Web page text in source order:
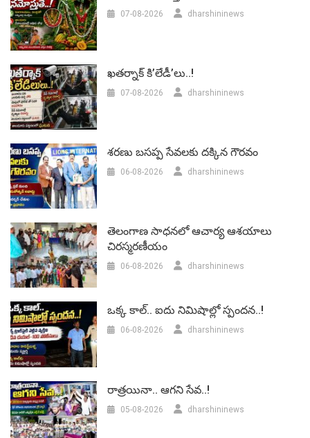
07-08-2026 dharshininews
ఖతర్నాక్ కి’లేడీ’లు..!
07-08-2026 dharshininews
శరణు బసప్ప సేవలకు దక్కిన గౌరవం
06-08-2026 dharshininews
తెలంగాణ సాధనలో ఆచార్య ఆశయాలు
చిరస్మరణీయం
06-08-2026 dharshininews
ఒక్క కాల్.. ఐదు నిమిషాల్లో స్పందన..!
06-08-2026 dharshininews
రాత్రయినా.. ఆగని సేవ..!
05-08-2026 dharshininews